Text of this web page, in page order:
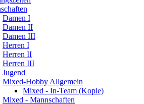
Damen I
Damen II
Damen III
Herren I
Herren II
Herren III
Jugend
Mixed-Hobby Allgemein
Mixed - In-Team (Kopie)
Mixed - Mannschaften